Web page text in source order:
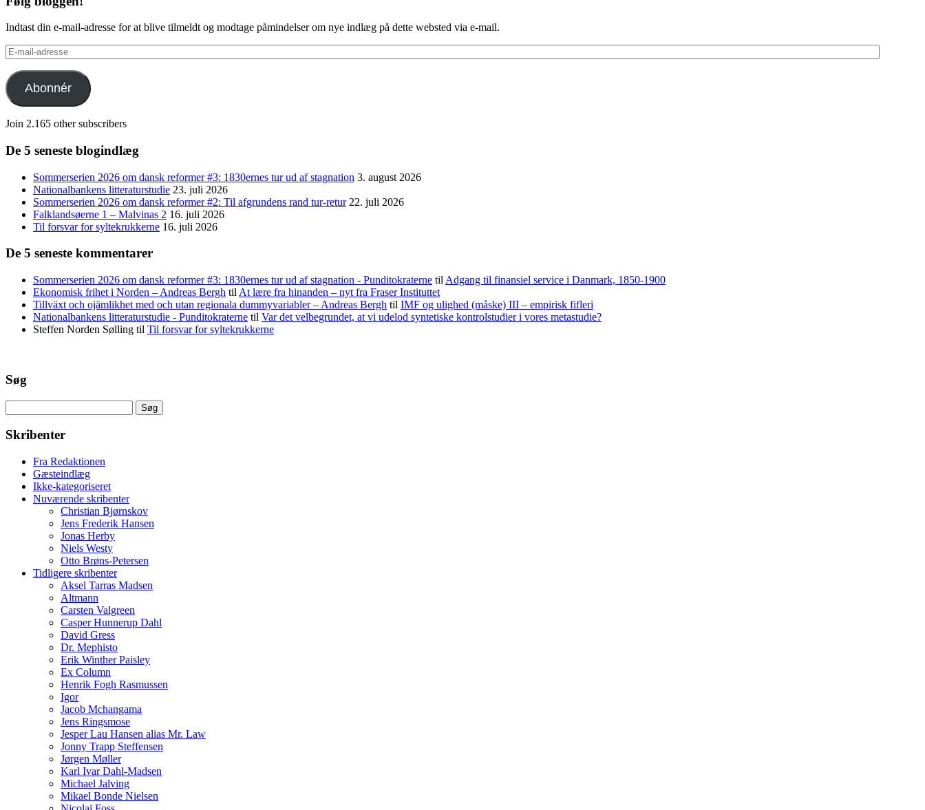
Indtast din e-mail-adresse for at blive tilmeldt og modtage påmindelser om nye indlæg på dette websted via e-mail.
E-
mail-
adresse
Abonnér
Join 2.165 other subscribers
De 5 seneste blogindlæg
Sommerserien 2026 om dansk reformer #3: 1830ernes tur ud af stagnation 3. august 2026
Nationalbankens litteraturstudie 23. juli 2026
Sommerserien 2026 om dansk reformer #2: Til afgrundens rand tur-retur 22. juli 2026
Falklandsøerne 1 – Malvinas 2 16. juli 2026
Til forsvar for syltekrukkerne 16. juli 2026
De 5 seneste kommentarer
Sommerserien 2026 om dansk reformer #3: 1830ernes tur ud af stagnation - Punditokraterne til Adgang til finansiel service i Danmark, 1850-1900
Ekonomisk frihet i Norden – Andreas Bergh til At lære fra hinanden – nyt fra Fraser Instituttet
Tillväxt och ojämlikhet med och utan regionala dummyvariabler – Andreas Bergh til IMF og ulighed (måske) III – empirisk fifleri
Nationalbankens litteraturstudie - Punditokraterne til Var det velbegrundet, at vi udelod syntetiske kontrolstudier i vores metastudie?
Steffen Norden Sølling til Til forsvar for syltekrukkerne
Søg
efter:
Skribenter
Fra Redaktionen
Gæsteindlæg
Ikke-kategoriseret
Nuværende skribenter
Christian Bjørnskov
Jens Frederik Hansen
Jonas Herby
Niels Westy
Otto Brøns-Petersen
Tidligere skribenter
Aksel Tarras Madsen
Altmann
Carsten Valgreen
Casper Hunnerup Dahl
David Gress
Dr. Mephisto
Erik Winther Paisley
Ex Column
Henrik Fogh Rasmussen
Igor
Jacob Mchangama
Jens Ringsmose
Jesper Lau Hansen alias Mr. Law
Jonny Trapp Steffensen
Jørgen Møller
Karl Ivar Dahl-Madsen
Michael Jalving
Mikael Bonde Nielsen